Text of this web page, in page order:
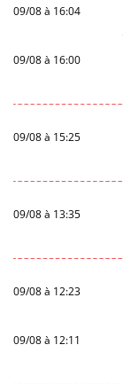
09/08 à 16:04
09/08 à 16:00
09/08 à 15:25
09/08 à 13:35
09/08 à 12:23
09/08 à 12:11